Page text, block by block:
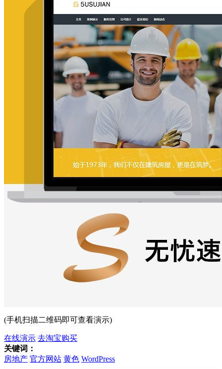
(手机扫描二维码即可查看演示)
在线演示 去淘宝购买
关键词：
房地产 官方网站 黄色 WordPress